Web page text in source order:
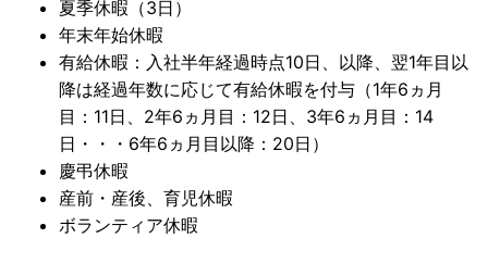
夏季休暇（3日）
年末年始休暇
有給休暇：入社半年経過時点10日、以降、翌1年目以
降は経過年数に応じて有給休暇を付与（1年6ヵ月
目：11日、2年6ヵ月目：12日、3年6ヵ月目：14
日・・・6年6ヵ月目以降：20日）
慶弔休暇
産前・産後、育児休暇
ボランティア休暇